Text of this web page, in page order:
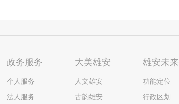
政务服务
个人服务
法人服务
大美雄安
人文雄安
古韵雄安
雄安未来
功能定位
行政区划